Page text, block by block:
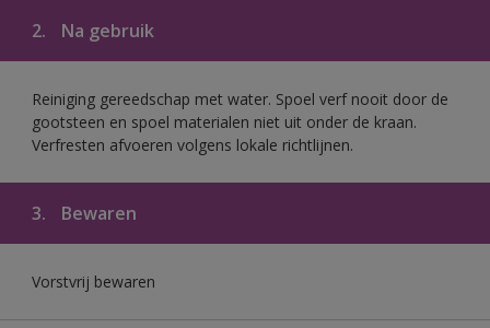
2. Na gebruik
Reiniging gereedschap met water. Spoel verf nooit door de
gootsteen en spoel materialen niet uit onder de kraan.
Verfresten afvoeren volgens lokale richtlijnen.
3. Bewaren
Vorstvrij bewaren